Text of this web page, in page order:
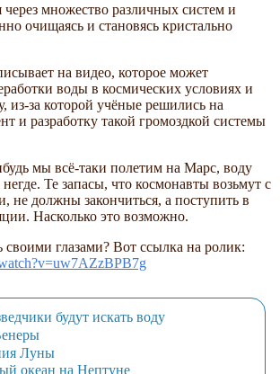
через множество различных систем и
очищаясь и становясь кристально
на видео, которое может
воды в космических условиях и
из-за которой учёные решились на
и разработку такой громоздкой системы
мы всё-таки полетим на Марс, воду
негде. Те запасы, что космонавты возьмут с
не должны закончиться, а поступить в
Насколько это возможно.
своими глазами? Вот ссылка на ролик:
будут искать воду
Луны
океан на Нептуне